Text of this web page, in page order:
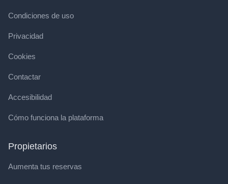
Condiciones de uso
Privacidad
Cookies
Contactar
Accesibilidad
Cómo funciona la plataforma
Propietarios
Aumenta tus reservas